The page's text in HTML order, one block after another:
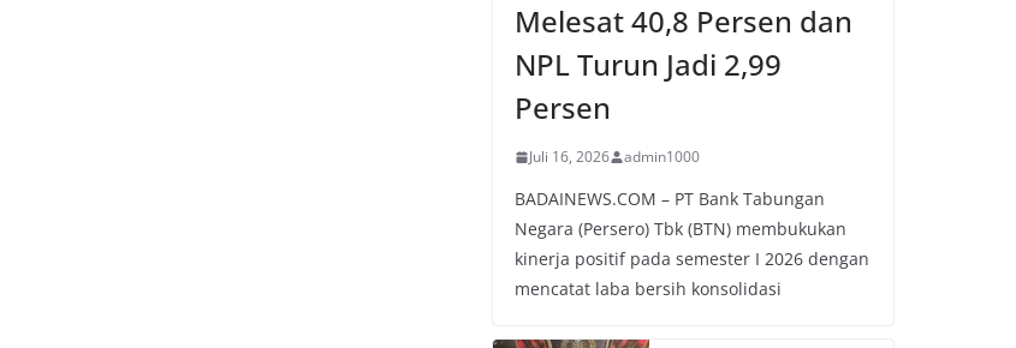
Melesat 40,8 Persen dan
NPL Turun Jadi 2,99
Persen
Juli 16, 2026 admin1000
BADAINEWS.COM – PT Bank Tabungan
Negara (Persero) Tbk (BTN) membukukan
kinerja positif pada semester I 2026 dengan
mencatat laba bersih konsolidasi